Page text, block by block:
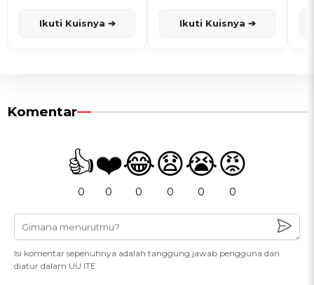
Ikuti Kuisnya ➔ Ikuti Kuisnya ➔
Komentar
👍
0
❤️
0
😂
0
😧
0
😭
0
😡
0
Isi komentar sepenuhnya adalah tanggung jawab pengguna dan
diatur dalam UU ITE